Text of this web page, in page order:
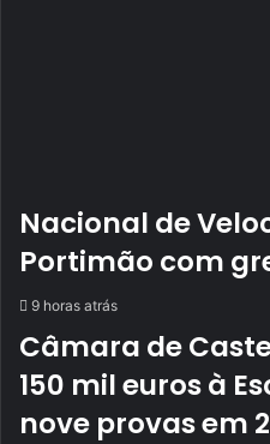
Nacional de
Portimão com
9 horas atrás
Câmara de
150 mil euros à
nove provas em